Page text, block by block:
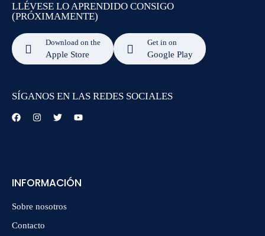
INFORMACIÓN
Sobre nosotros
Contacto
LLÉVESE LO APRENDIDO CONSIGO
(PRÓXIMAMENTE)
Download on the
Apple Store
Get in on
Google Play
SÍGANOS EN LAS REDES SOCIALES